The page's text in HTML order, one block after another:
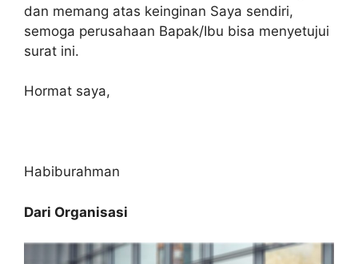
dan memang atas keinginan Saya sendiri,
semoga perusahaan Bapak/Ibu bisa menyetujui
surat ini.
Hormat saya,
Habiburahman
Dari Organisasi